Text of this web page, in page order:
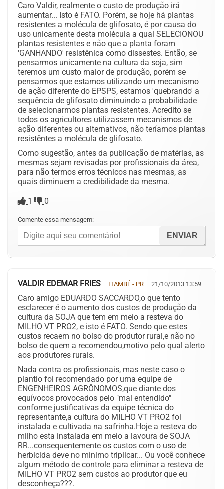
Caro Valdir, realmente o custo de produção irá
aumentar... Isto é FATO. Porém, se hoje há plantas
resistentes a molécula de glifosato, é por causa do
uso unicamente desta molécula a qual SELECIONOU
plantas resistentes e não que a planta foram
'GANHANDO' resistênica como dissestes. Então, se
pensarmos unicamente na cultura da soja, sim
teremos um custo maior de produção, porém se
pensarmos que estamos utilizando um mecanismo
de ação diferente do EPSPS, estamos 'quebrando' a
sequência de glifosato diminuindo a probabilidade
de selecionarmos plantas resistentes. Acredito se
todos os agricultores utilizassem mecanismos de
ação diferentes ou alternativos, não teríamos plantas
resistêntes a molécula de glifosato.
Como sugestão, antes da publicação de matérias, as
mesmas sejam revisadas por profissionais da área,
para não termos erros técnicos nas mesmas, as
quais diminuem a credibilidade da mesma.
1 0
Comente essa mensagem:
VALDIR EDEMAR FRIES ITAMBÉ - PR 21/10/2013 13:59
Caro amigo EDUARDO SACCARDO,o que tento
esclarecer é o aumento dos custos de produção da
cultura da SOJA que tem em meio a resteva do
MILHO VT PRO2, e isto é FATO. Sendo que estes
custos recaem no bolso do produtor rural,e não no
bolso de quem a recomendou,motivo pelo qual alerto
aos produtores rurais.
Nada contra os profissionais, mas neste caso o
plantio foi recomendado por uma equipe de
ENGENHEIROS AGRÔNOMOS,que diante dos
equívocos provocados pelo "mal entendido"
conforme justificativas da equipe técnica do
representante,a cultura do MILHO VT PRO2 foi
instalada e cultivada na safrinha.Hoje a resteva do
milho esta instalada em meio a lavoura de SOJA
RR...consequentemente os custos com o uso de
herbicida deve no minimo triplicar... Ou você conhece
algum método de controle para eliminar a resteva de
MILHO VT PRO2 sem custos ao produtor que eu
desconheça???.